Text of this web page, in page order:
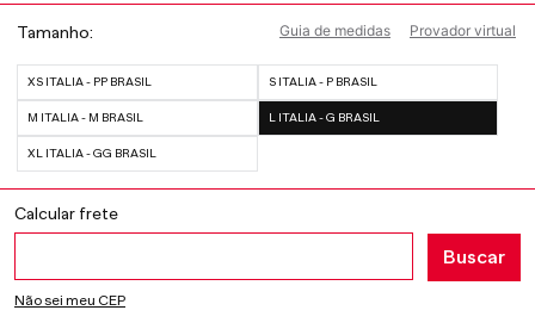
Provador virtual
Guia de medidas
Tamanho
XS ITALIA - PP BRASIL S ITALIA - P BRASIL
M ITALIA - M BRASIL L ITALIA - G BRASIL
XL ITALIA - GG BRASIL
Não sei meu CEP